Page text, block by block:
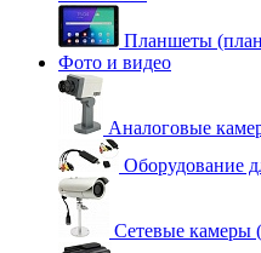
Планшеты
Фото и видео
Аналоговые
Оборудование
Сетевые камеры